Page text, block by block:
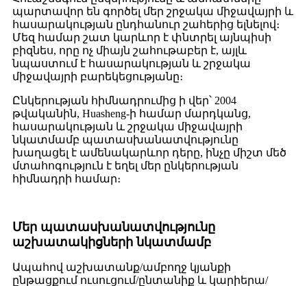
պարտավոր են գործել մեր շրջակա միջավայրի և
հասարակության ընդհանուր շահերից ելնելով։
Մեզ համար շատ կարևոր է փնտրել այնպիսի
բիզնես, որը ոչ միայն շահութաբեր է, այլև
նպաստում է հասարակության և շրջակա
միջավայրի բարեկեցությանը։
Ընկերության հիմնադրումից ի վեր՝ 2004
թվականին, Huasheng-ի համար մարդկանց,
հասարակության և շրջակա միջավայրի
նկատմամբ պատասխանատվությունը
խաղացել է ամենակարևոր դերը, ինչը միշտ մեծ
մտահոգություն է եղել մեր ընկերության
հիմնադրի համար։
Մեր պատասխանատվությունը
աշխատակիցների նկատմամբ
Ապահով աշխատանք/ամբողջ կյանքի
ընթացքում ուսուցում/ընտանիք և կարիերա/